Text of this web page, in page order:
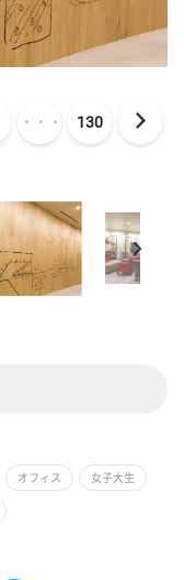
・・・ 130
オフィス 女子大生